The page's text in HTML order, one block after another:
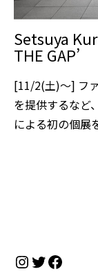
Setsuya
THE GAP’
[11/2(土)〜] フ
を提供するなど
による初の個展
Instagram
Twitter